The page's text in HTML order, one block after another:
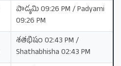
పాడ్యమి 09:26 PM / Padyami
09:26 PM
శతభిషం 02:43 PM /
Shathabhisha 02:43 PM